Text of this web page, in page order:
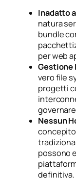
Inadatto
natura
bundle
per web
Gestione
vero file
progetti
Nessun
possono
definitiva.